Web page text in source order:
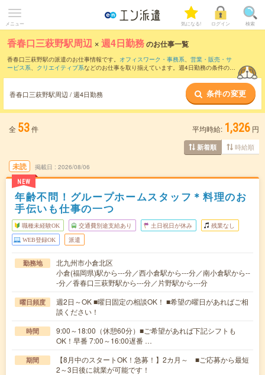
メニュー 気になる! ログイン 検索
香春口三萩野駅周辺 ×週4日勤務のお仕事一覧
香春口三萩野駅の派遣のお仕事情報です。 オフィスワーク・事務系、 営業・販売・サ
ービス系、 クリエイティブ系などのお仕事を取り揃えています。週4日勤務の条件の他
香春口三萩野駅周辺 / 週4日勤務 条件の変更
全 53件 平均時給: 1,326 円
新着順 時給順
未読
NEW
掲載日 2026/08/06
年齢不問！グループホームスタッフ＊料理のお
手伝いも仕事の一つ
職種未経験OK 交通費別途支給あり 土日祝日が休み 残業なし
WEB登録OK 派遣
勤務地
北九州市小倉北区
小倉(福岡県)駅から---分／西小倉駅から---分／南小倉駅から--
-分／香春口三萩野駅から---分／片野駅から---分
曜日頻度
週2日～OK ■曜日固定の相談OK！ ■希望の曜日があればご相
談ください！
時間
9:00～18:00（休憩60分）■ご希望があれば下記シフトも
OK！早番 7:00～16:00遅番 …
期間
【8月中のスタートOK！急募！】2カ月～ ■ご応募から最短
2～3日後に就業が可能です！